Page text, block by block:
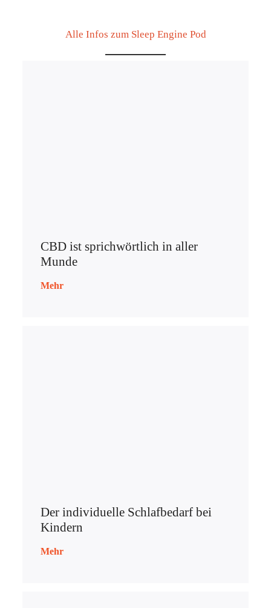
Alle Infos zum Sleep Engine Pod
CBD ist sprichwörtlich in aller
Munde
Mehr
Der individuelle Schlafbedarf bei
Kindern
Mehr